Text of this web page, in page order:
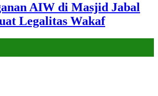
AIW di Masjid Jabal
Legalitas Wakaf